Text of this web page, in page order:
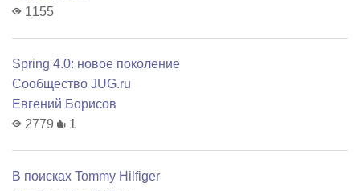
1155
Spring 4.0: новое поколение
Сообщество JUG.ru
Евгений Борисов
2779
1
В поисках Tommy Hilfiger